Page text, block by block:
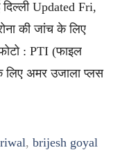
Updated Fri,
की जांच के लिए
: PTI (फाइल
लिए अमर उजाला प्लस
, brijesh goyal